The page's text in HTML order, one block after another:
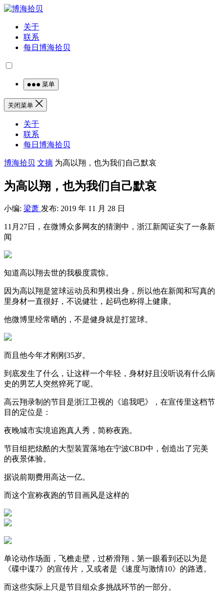
关于
联系
每日博海拾贝
菜单
关闭菜单
关于
联系
每日博海拾贝
博海拾贝 文摘 为高以翔，也为我们自己默哀
为高以翔，也为我们自己默哀
小编: 梁萧 发布: 2019 年 11 月 28 日
11月27日，在微博众多网友的猜测中，浙江新闻证实了一条新
闻
知道高以翔去世的我极度震惊。
因为高以翔是篮球运动员和男模出身，所以他在新闻和写真的
里身材一直很好，不说健壮，起码也称得上健康。
他微博里经常晒的，不是健身就是打篮球。
而且他今年才刚刚35岁。
到底发生了什么，让这样一个年轻，身材好且没听说有什么病
史的男艺人突然猝死了呢。
高云翔录制的节目是浙江卫视的《追我吧》，在宣传里这档节
目的定位是：
夜晚城市实境追跑真人秀，简称夜跑。
节目组把炫酷的大型装置落地在宁波CBD中，创造出了完美
的夜景体验。
据说前期费用高达一亿。
而这个宣称夜跑的节目画风是这样的
单论动作场面，飞檐走壁，过桥滑翔，第一眼看到还以为是
《碟中谍7》的宣传片，又或者是《速度与激情10》的路透。
而这些实际上只是节目组众多挑战环节的一部分。